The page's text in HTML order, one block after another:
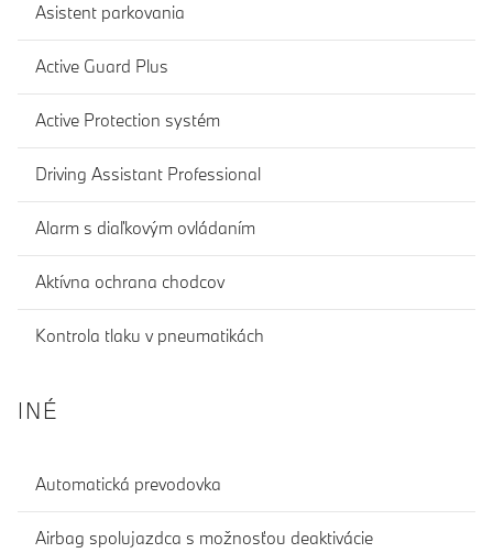
Asistent parkovania
Active Guard Plus
Active Protection systém
Driving Assistant Professional
Alarm s diaľkovým ovládaním
Aktívna ochrana chodcov
Kontrola tlaku v pneumatikách
INÉ
Automatická prevodovka
Airbag spolujazdca s možnosťou deaktivácie